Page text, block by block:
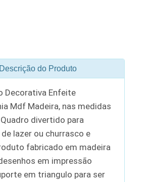
Descrição do Produto
Decorativa Enfeite
Mdf Madeira, nas medidas
divertido para
lazer ou churrasco e
fabricado em madeira
em impressão
em triangulo para ser